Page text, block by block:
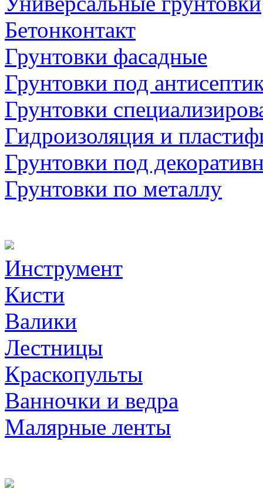
Бетонконтакт
Грунтовки фасадные
Грунтовки под
Грунтовки
Гидроизоляция и
Грунтовки под
Грунтовки по металлу
Инструмент
Кисти
Валики
Лестницы
Краскопульты
Ванночки и ведра
Малярные ленты